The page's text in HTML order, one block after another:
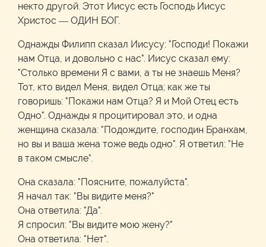
некто другой. Этот Иисус есть Господь Иисус
Христос — ОДИН БОГ.
Однажды Филипп сказал Иисусу: "Господи! Покажи
нам Отца, и довольно с нас". Иисус сказал ему:
"Столько времени Я с вами, а ты не знаешь Меня?
Тот, кто видел Меня, видел Отца; как же ты
говоришь: "Покажи нам Отца? Я и Мой Отец есть
Одно". Однажды я процитировал это, и одна
женщина сказала: "Подождите, господин Бранхам,
но вы и ваша жена тоже ведь одно". Я ответил: "Не
в таком смысле".
Она сказала: "Поясните, пожалуйста".
Я начал так: "Вы видите меня?"
Она ответила: "Да".
Я спросил: "Вы видите мою жену?"
Она ответила: "Нет".